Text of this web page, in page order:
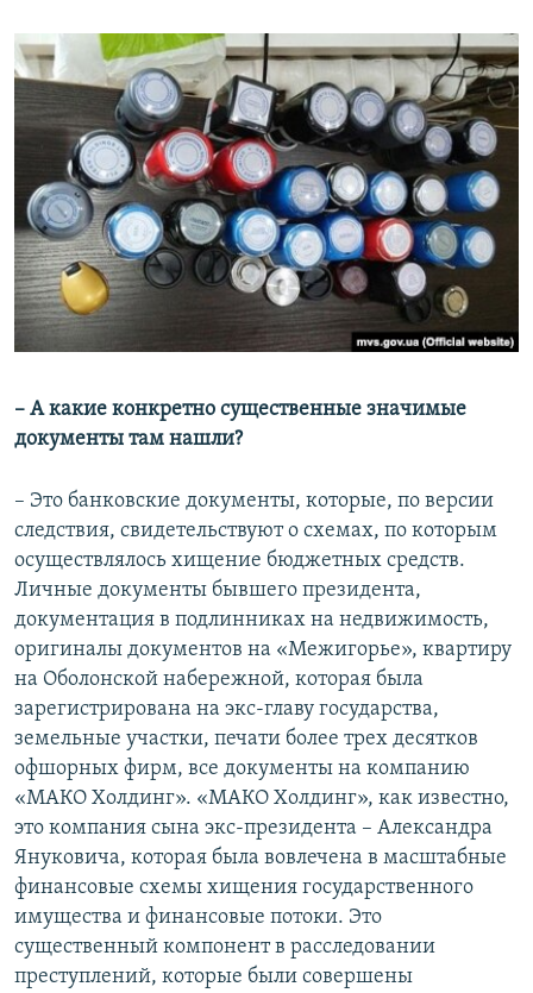
– А какие конкретно существенные значимые
документы там нашли?
– Это банковские документы, которые, по версии
следствия, свидетельствуют о схемах, по которым
осуществлялось хищение бюджетных средств.
Личные документы бывшего президента,
документация в подлинниках на недвижимость,
оригиналы документов на «Межигорье», квартиру
на Оболонской набережной, которая была
зарегистрирована на экс-главу государства,
земельные участки, печати более трех десятков
офшорных фирм, все документы на компанию
«МАКО Холдинг». «МАКО Холдинг», как известно,
это компания сына экс-президента – Александра
Януковича, которая была вовлечена в масштабные
финансовые схемы хищения государственного
имущества и финансовые потоки. Это
существенный компонент в расследовании
преступлений, которые были совершены